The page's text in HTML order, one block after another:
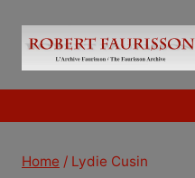
content
Home / Lydie Cusin